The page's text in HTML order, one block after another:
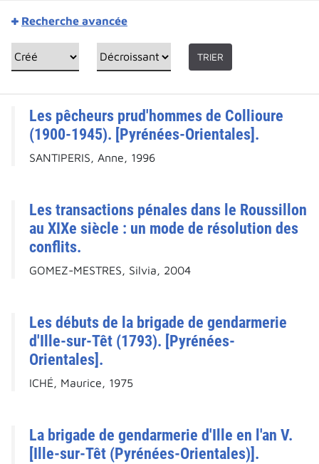
Recherche avancée
TRIER
Les pêcheurs prud'hommes de Collioure
(1900-1945). [Pyrénées-Orientales].
SANTIPERIS, Anne, 1996
Les transactions pénales dans le Roussillon
au XIXe siècle : un mode de résolution des
conflits.
GOMEZ-MESTRES, Silvia, 2004
Les débuts de la brigade de gendarmerie
d'Ille-sur-Têt (1793). [Pyrénées-
Orientales].
ICHÉ, Maurice, 1975
La brigade de gendarmerie d'Ille en l'an V.
[Ille-sur-Têt (Pyrénées-Orientales)].